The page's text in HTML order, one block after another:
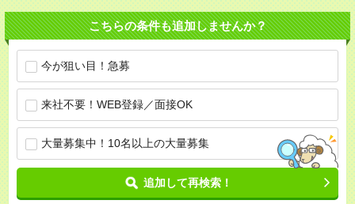
こちらの条件も追加しませんか？
今が狙い目！急募
来社不要！WEB登録／面接OK
大量募集中！10名以上の大量募集
追加して再検索！